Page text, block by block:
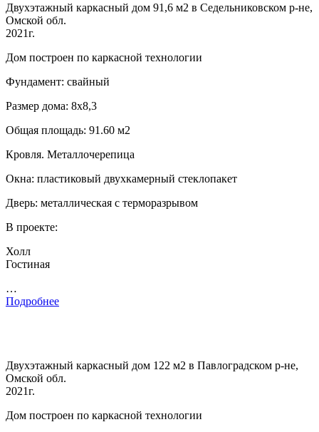
Двухэтажный каркасный дом 91,6 м2 в Седельниковском р-не,
Омской обл.
2021г.
Дом построен по каркасной технологии
Фундамент: свайный
Размер дома: 8х8,3
Общая площадь: 91.60 м2
Кровля. Металлочерепица
Окна: пластиковый двухкамерный стеклопакет
Дверь: металлическая с терморазрывом
В проекте:
Холл
Гостиная
…
Подробнее
Двухэтажный каркасный дом 122 м2 в Павлоградском р-не,
Омской обл.
2021г.
Дом построен по каркасной технологии